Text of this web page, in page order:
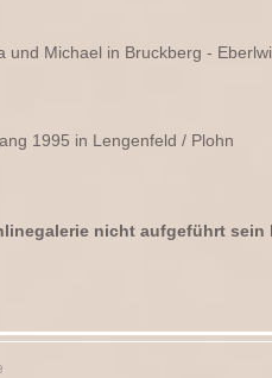
und Michael in Bruckberg -
1995 in Lengenfeld / Plohn
nicht aufgeführt